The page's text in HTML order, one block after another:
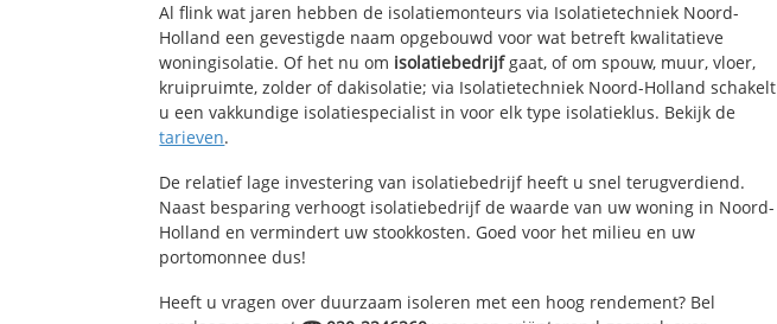
Al flink wat jaren hebben de isolatiemonteurs via Isolatietechniek Noord-
Holland een gevestigde naam opgebouwd voor wat betreft kwalitatieve
woningisolatie. Of het nu om isolatiebedrijfgaat, of om spouw, muur, vloer,
kruipruimte, zolder of dakisolatie; via Isolatietechniek Noord-Holland schakelt
u een vakkundige isolatiespecialist in voor elk type isolatieklus. Bekijk de
tarieven.
De relatief lage investering van isolatiebedrijf heeft u snel terugverdiend.
Naast besparing verhoogt isolatiebedrijf de waarde van uw woning in Noord-
Holland en vermindert uw stookkosten. Goed voor het milieu en uw
portomonnee dus!
Heeft u vragen over duurzaam isoleren met een hoog rendement? Bel